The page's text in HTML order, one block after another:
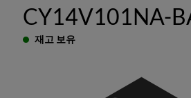
CY14V101NA-
재고 보유